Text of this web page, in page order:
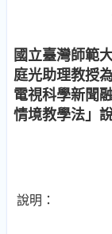
國立臺灣師範
庭光助理教授
電視科學新聞
情境教學法」
說明：